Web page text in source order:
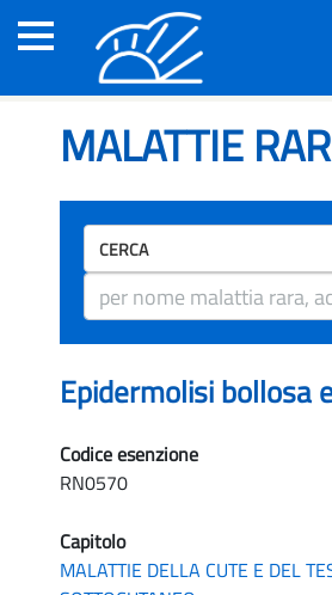
MALATTIE
CERCA
Epidermolisi bollosa
Codice esenzione
RN0570
Capitolo
MALATTIE DELLA CUTE E DEL